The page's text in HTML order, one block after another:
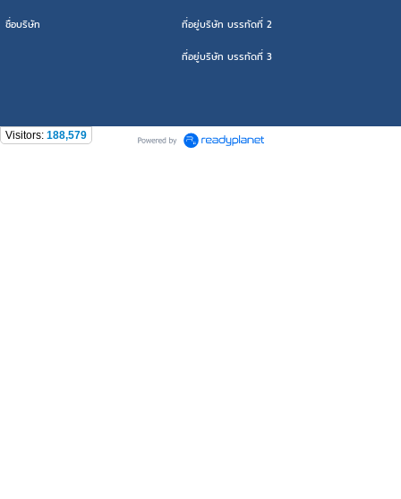
ชื่อบริษัท ที่อยู่บริษัท บรรทัดที่ 2
ที่อยู่บริษัท บรรทัดที่ 3
Visitors: 188,579